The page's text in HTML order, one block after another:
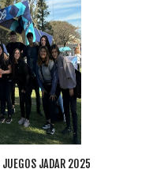
JUEGOS JADAR 2025